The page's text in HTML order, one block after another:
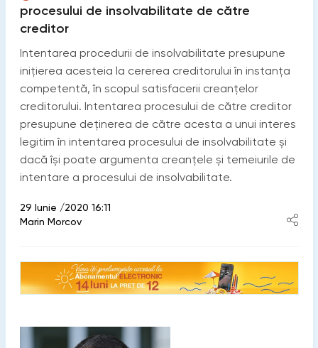
procesului de insolvabilitate de către
creditor
Intentarea procedurii de insolvabilitate presupune
inițierea acesteia la cererea creditorului în instanța
competentă, în scopul satisfacerii creanțelor
creditorului. Intentarea procesului de către creditor
presupune deținerea de către acesta a unui interes
legitim în intentarea procesului de insolvabilitate şi
dacă își poate argumenta creanțele şi temeiurile de
intentare a procesului de insolvabilitate.
29 Iunie /2020 16:11
Marin Morcov